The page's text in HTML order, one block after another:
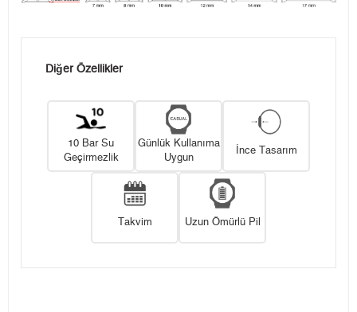
Diğer Özellikler
10 Bar Su
Geçirmezlik
Günlük Kullanıma
Uygun
İnce Tasarım
Takvim Uzun Ömürlü Pil